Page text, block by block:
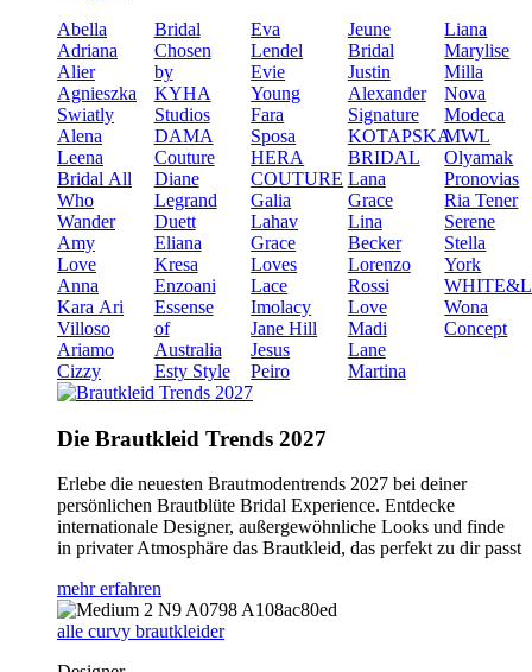
Abella
Adriana
Alier
Agnieszka
Swiatly
Alena
Leena
Bridal All
Who
Wander
Amy
Love
Anna
Kara Ari
Villoso
Ariamo
Cizzy
Bridal
Chosen
by
KYHA
Studios
DAMA
Couture
Diane
Legrand
Duett
Eliana
Kresa
Enzoani
Essense
of
Australia
Esty Style
Eva
Lendel
Evie
Young
Fara
Sposa
HERA
COUTURE
Galia
Lahav
Grace
Loves
Lace
Imolacy
Jane Hill
Jesus
Peiro
Jeune
Bridal
Justin
Alexander
Signature
KOTAPSKA
BRIDAL
Lana
Grace
Lina
Becker
Lorenzo
Rossi
Love
Madi
Lane
Martina
Liana
Marylise
Milla
Nova
Modeca
MWL
Olyamak
Pronovias
Ria Tener
Serene
Stella
York
Wona
Concept
Die Brautkleid Trends 2027
Erlebe die neuesten Brautmodentrends 2027 bei deiner
persönlichen Brautblüte Bridal Experience. Entdecke
internationale Designer, außergewöhnliche Looks und finde
in privater Atmosphäre das Brautkleid, das perfekt zu dir passt
mehr erfahren
alle curvy brautkleider